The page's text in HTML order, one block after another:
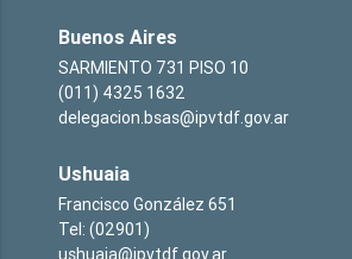
Buenos Aires
SARMIENTO 731 PISO 10
(011) 4325 1632
delegacion.bsas@ipvtdf.gov.ar
Ushuaia
Francisco González 651
Tel: (02901)
ushuaia@ipvtdf.gov.ar